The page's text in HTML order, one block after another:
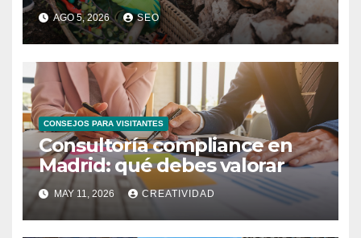
exterior
AGO 5, 2026 SEO
CONSEJOS PARA VISITANTES
Consultoría compliance en
Madrid: qué debes valorar
MAY 11, 2026 CREATIVIDAD